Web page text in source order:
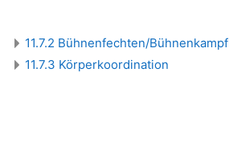
11.7.2 Bühnenfechten/Bühnenkampf
11.7.3 Körperkoordination